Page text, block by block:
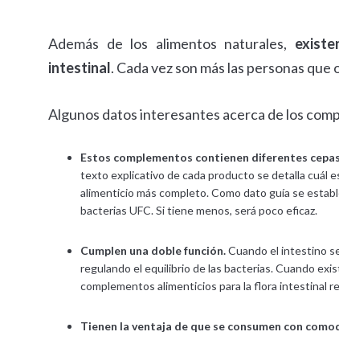
Además de los alimentos naturales,
intestinal. Cada vez son más las personas
Algunos datos interesantes acerca de los
Estos complementos contienen diferentes
texto explicativo de cada producto se detalla cuál
alimenticio más completo. Como dato guía se
bacterias UFC. Si tiene menos, será poco eficaz.
Cumplen una doble función.Cuando el intestino
regulando el equilibrio de las bacterias. Cuando
complementos alimenticios para la flora intestinal
Tienen la ventaja de que se consumen con